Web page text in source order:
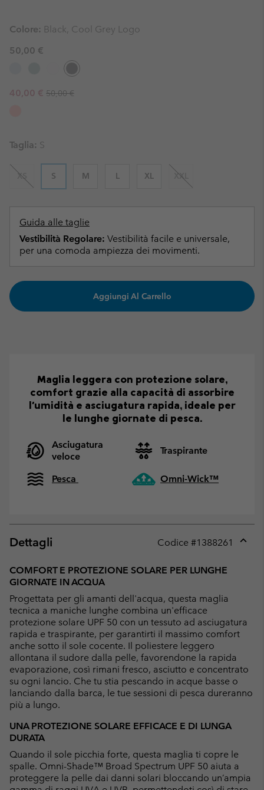
Colore: Black, Cool Grey Logo
50,00 €
Sale price:
40,00 € Regular price:
50,00 €
Taglia: S
XS S M L XL XXL
Guida alle taglie
Vestibilità Regolare: Vestibilità facile e universale,
per una comoda ampiezza dei movimenti.
Aggiungi Al Carrello
Maglia leggera con protezione solare,
comfort grazie alla capacità di assorbire
l'umidità e asciugatura rapida, ideale per
le lunghe giornate di pesca.
Asciugatura
veloce
Traspirante
Pesca Omni-Wick™
Dettagli Codice #1388261
COMFORT E PROTEZIONE SOLARE PER LUNGHE
GIORNATE IN ACQUA
Progettata per gli amanti dell'acqua, questa maglia
tecnica a maniche lunghe combina un'efficace
protezione solare UPF 50 con un tessuto ad asciugatura
rapida e traspirante, per garantirti il massimo comfort
anche sotto il sole cocente. Il poliestere leggero
allontana il sudore dalla pelle, favorendone la rapida
evaporazione, così rimani fresco, asciutto e concentrato
su ogni lancio. Che tu stia pescando in acque basse o
lanciando dalla barca, le tue sessioni di pesca dureranno
più a lungo.
UNA PROTEZIONE SOLARE EFFICACE E DI LUNGA
DURATA
Quando il sole picchia forte, questa maglia ti copre le
spalle. Omni-Shade™ Broad Spectrum UPF 50 aiuta a
proteggere la pelle dai danni solari bloccando un’ampia